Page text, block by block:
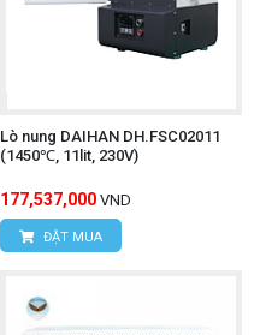
Lò nung DAIHAN DH.FSC02011
(1450℃, 11lit, 230V)
177,537,000 VND
ĐẶT MUA